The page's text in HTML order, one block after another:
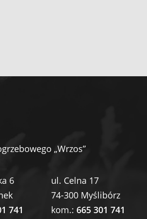
„Wrzos”
6
741
ul. Celna 17
74-300 Myślibórz
kom.:665 301 741